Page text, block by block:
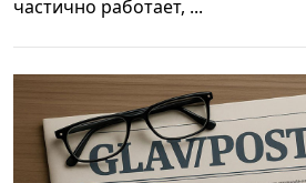
частично работает, ...